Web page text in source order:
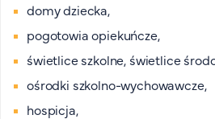
domy dziecka,
pogotowia opiekuńcze,
świetlice szkolne, świetlice
ośrodki szkolno-wychowawcze,
hospicja,